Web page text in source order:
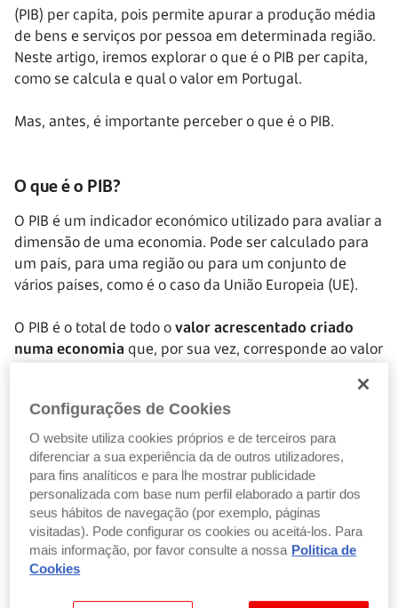
(PIB) per capita, pois permite apurar a produção média
de bens e serviços por pessoa em determinada região.
Neste artigo, iremos explorar o que é o PIB per capita,
como se calcula e qual o valor em Portugal.
Mas, antes, é importante perceber o que é o PIB.
O que é o PIB?
O PIB é um indicador económico utilizado para avaliar a
dimensão de uma economia. Pode ser calculado para
um país, para uma região ou para um conjunto de
vários países, como é o caso da União Europeia (UE).
O PIB é o total de todo ovalor acrescentado criado
numa economia que, por sua vez, corresponde ao valor
valor dos bens e serviços necessários para os produzir
(o consumo intermédio).
É contabilizado para o PIB:
Os bens e serviços de consumo final que são
produzidos para venda
Os bens e serviços produzidos para serem usados
como investimento pelos próprios produtores
Os bens produzidos pelas famílias para uso
Configurações de Cookies
O website utiliza cookies próprios e de terceiros para
diferenciar a sua experiência da de outros utilizadores,
para fins analíticos e para lhe mostrar publicidade
personalizada com base num perfil elaborado a partir dos
seus hábitos de navegação (por exemplo, páginas
visitadas). Pode configurar os cookies ou aceitá-los. Para
mais informação, por favor consulte a nossa Politica de
Cookies